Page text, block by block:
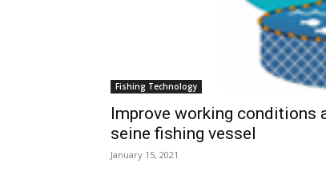
Fishing Technology
Improve working conditions
seine fishing vessel
January 15, 2021